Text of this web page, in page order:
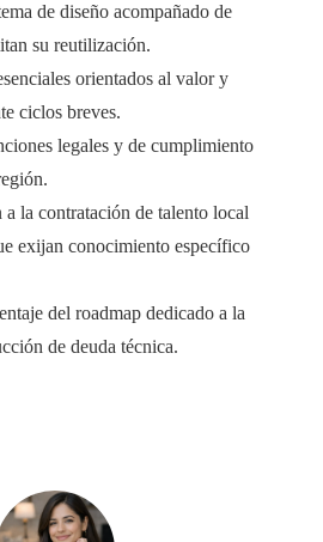
de diseño acompañado de
su reutilización.
orientados al valor y
ciclos breves.
legales y de cumplimiento
la contratación de talento local
exijan conocimiento específico
del roadmap dedicado a la
de deuda técnica.